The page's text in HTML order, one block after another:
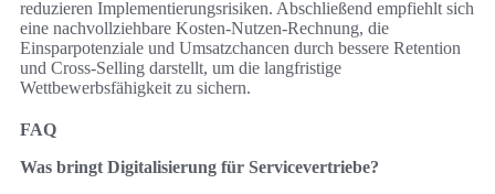
reduzieren Implementierungsrisiken. Abschließend empfiehlt sich
eine nachvollziehbare Kosten-Nutzen-Rechnung, die
Einsparpotenziale und Umsatzchancen durch bessere Retention
und Cross-Selling darstellt, um die langfristige
Wettbewerbsfähigkeit zu sichern.
FAQ
Was bringt Digitalisierung für Servicevertriebe?